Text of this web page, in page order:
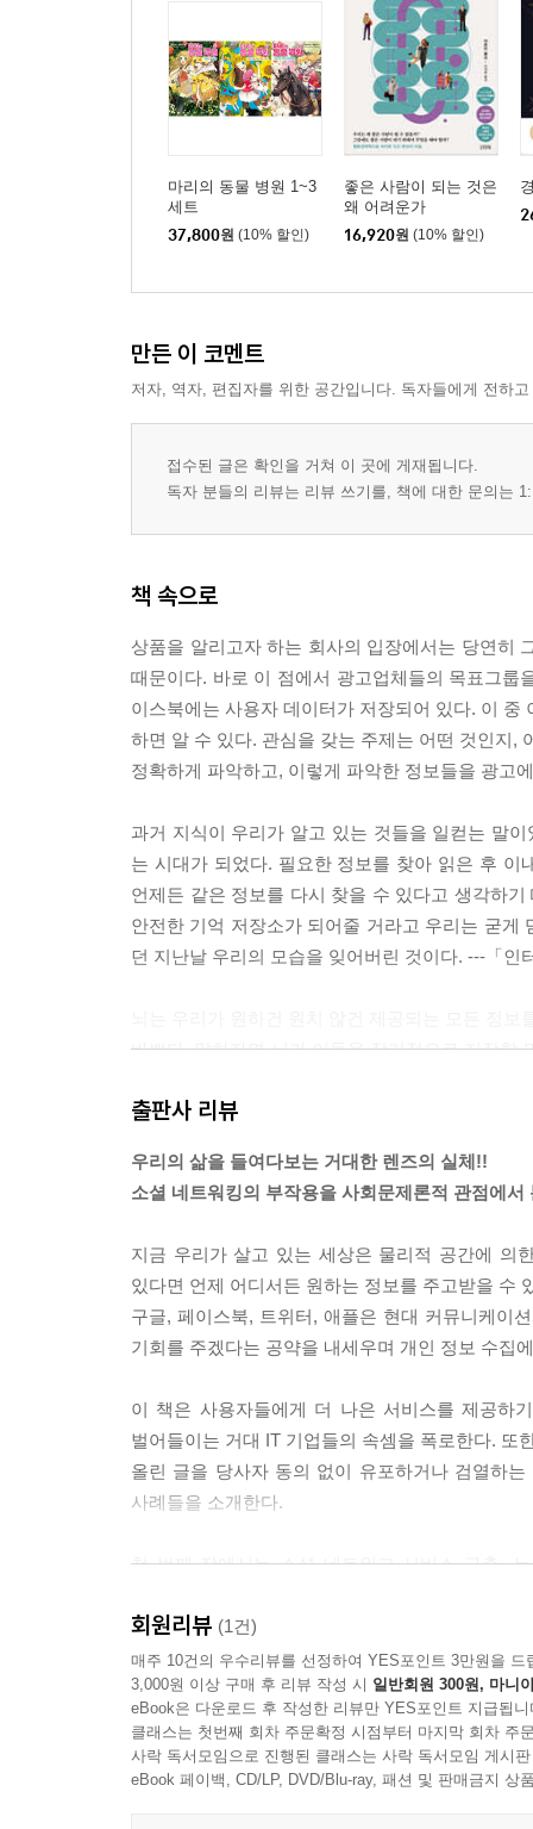
마리의 동물 병원 1~3
세트
37,800원 (10% 할인)
좋은 사람이 되는 것은
왜 어려운가
16,920원 (10% 할인)
만든 이 코멘트
저자, 역자, 편집자를 위한 공간입니다. 독자들에게 전하
접수된 글은 확인을 거쳐 이 곳에 게재됩니다.
독자 분들의 리뷰는 리뷰 쓰기를, 책에 대한 문의는
책 속으로
상품을 알리고자 하는 회사의 입장에서는 당연히
때문이다. 바로 이 점에서 광고업체들의 목표그
이스북에는 사용자 데이터가 저장되어 있다. 이
하면 알 수 있다. 관심을 갖는 주제는 어떤 것인지,
정확하게 파악하고, 이렇게 파악한 정보들을 광고
과거 지식이 우리가 알고 있는 것들을 일컫는 말
는 시대가 되었다. 필요한 정보를 찾아 읽은 후
언제든 같은 정보를 다시 찾을 수 있다고 생각하
안전한 기억 저장소가 되어줄 거라고 우리는 굳게
던 지난날 우리의 모습을 잊어버린 것이다. ---「
바쁘다. 말하자면 뇌가 이들을 장기적으로 저장할
다. 결국 인터넷은 빠른 결정을 내리는 데에는 도
모든 아이폰과 아이팟 터치 단말기에 원격 제어
이다. 그러나 이는 동시에 애플의 마음에 들지 않
했다면 이것은 온전히 우리의 소유다. 그런데 이
제든지 제품에 대한 기업의 검열을 받을 준비가
는 이메일에 톈안먼 사건 15주년에 앞서 중국 정
자행하고 있음을 알려준 셈이다. 그렇다면 중국
드러났다. 시 타오는 야후의 메일 계정을 사용했
의지와 상관없이 노출되었으며, 수감되는 상황에
정당한 경쟁을 흩뜨리지 않도록 막는 것이다. 지
그런데 지금 이 중립성이 위험에 처해있다. 특히
이미 몇몇 통신업체들과 짜고 모바일 시장 독점을
---「이제는 개인전이다｜중립성의 종말」 중에서
출판사 리뷰
우리의 삶을 들여다보는 거대한 렌즈의 실체!!
소셜 네트워킹의 부작용을 사회문제론적 관점에서
지금 우리가 살고 있는 세상은 물리적 공간에 의
있다면 언제 어디서든 원하는 정보를 주고받을 수
구글, 페이스북, 트위터, 애플은 현대 커뮤니케이
기회를 주겠다는 공약을 내세우며 개인 정보 수집
이 책은 사용자들에게 더 나은 서비스를 제공하
벌어들이는 거대 IT 기업들의 속셈을 폭로한다. 또
올린 글을 당사자 동의 없이 유포하거나 검열하
사례들을 소개한다.
첫 번째 장에서는 소셜 네트워크 서비스 구축,
넘기는 행위, 다양한 분야로 콘텐츠를 확장하는
두 번째 장에서는 지식의 차원과 커뮤니케이션의
어떻게 이용하고 있으며 그 폐해는 무엇인지 본격
첫 번째로 기술의 혁신이 지식에 접근하는 방식
대한 사고를 거치지 않고 검색엔진에서 나열하
회원리뷰 (1건)
매주 10건의 우수리뷰를 선정하여 YES포인트 3만원을 드
3,000원 이상 구매 후 리뷰 작성 시 일반회원 300원, 마니
eBook은 다운로드 후 작성한 리뷰만 YES포인트 지급됩니
클래스는 첫번째 회차 주문확정 시점부터 마지막 회차 주
사락 독서모임으로 진행된 클래스는 사락 독서모임 게시
eBook 페이백, CD/LP, DVD/Blu-ray, 패션 및 판매금지 상